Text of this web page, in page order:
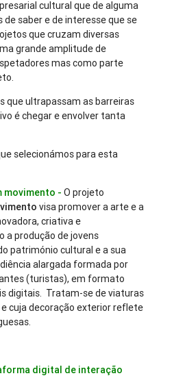
cultural que de alguma
saber e de interesse que se
que cruzam diversas
grande amplitude de
mas como parte
que ultrapassam as barreiras
é chegar e envolver tanta
selecionámos para esta
movimento -O projeto
visa promover a arte e a
criativa e
a produção de jovens
património cultural e a sua
alargada formada por
(turistas), em formato
digitais. Tratam-se de viaturas
cuja decoração exterior reflete
digital de interação